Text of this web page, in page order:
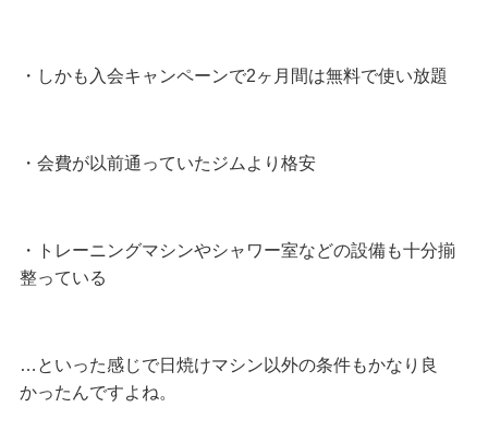
・しかも入会キャンペーンで2ヶ月間は無料で使い放題
・会費が以前通っていたジムより格安
・トレーニングマシンやシャワー室などの設備も十分揃
整っている
…といった感じで日焼けマシン以外の条件もかなり良
かったんですよね。